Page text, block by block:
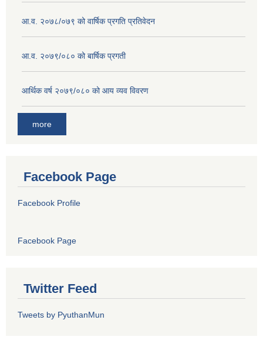
आ.व. २०७८/०७९ को वार्षिक प्रगति प्रतिवेदन
आ.व. २०७९/०८० को बार्षिक प्रगती
आर्थिक वर्ष २०७९/०८० को आय व्यव विवरण
more
Facebook Page
Facebook Profile
Facebook Page
Twitter Feed
Tweets by PyuthanMun